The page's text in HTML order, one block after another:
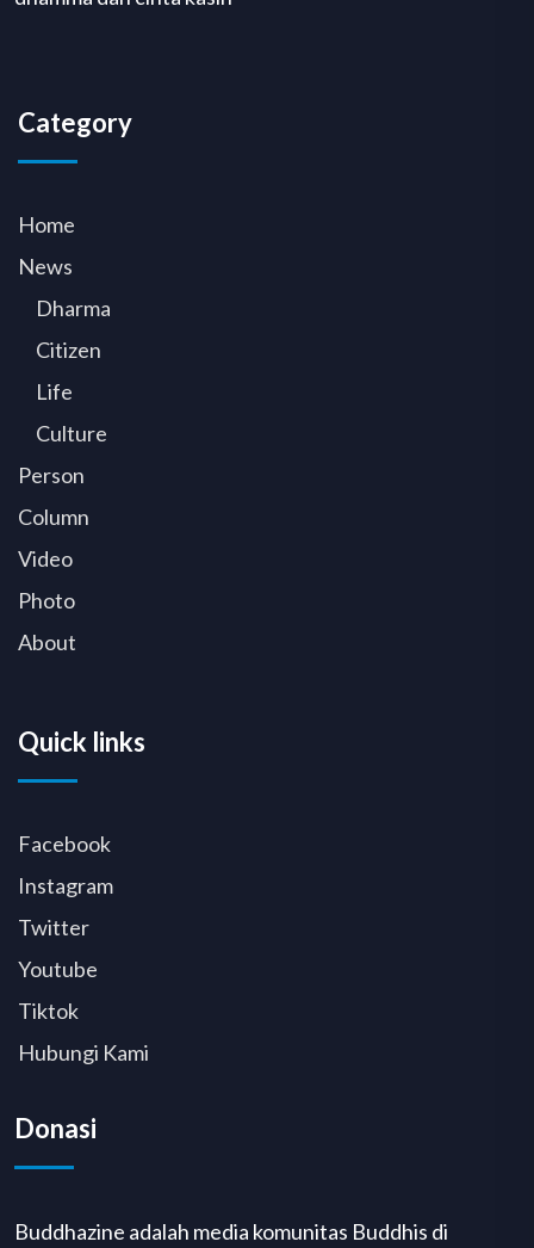
Category
Home
News
Dharma
Citizen
Life
Culture
Person
Column
Video
Photo
About
Quick links
Facebook
Instagram
Twitter
Youtube
Tiktok
Hubungi Kami
Donasi
Buddhazine adalah media komunitas Buddhis di